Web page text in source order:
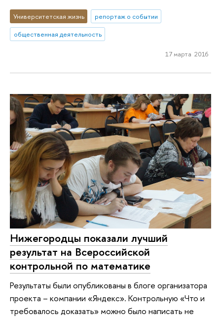
Университетская жизнь
репортаж о событии
общественная деятельность
17 марта 2016
Нижегородцы показали лучший
результат на Всероссийской
контрольной по математике
Результаты были опубликованы в блоге организатора
проекта – компании «Яндекс». Контрольную «Что и
требовалось доказать» можно было написать не